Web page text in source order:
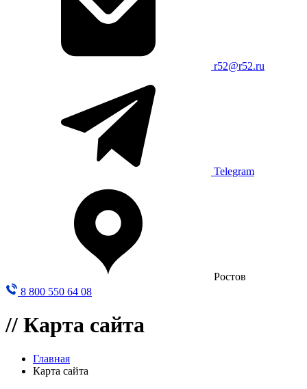
r52@r52.ru
Telegram
Ростов
8 800 550 64 08
// Карта сайта
Главная
Карта сайта